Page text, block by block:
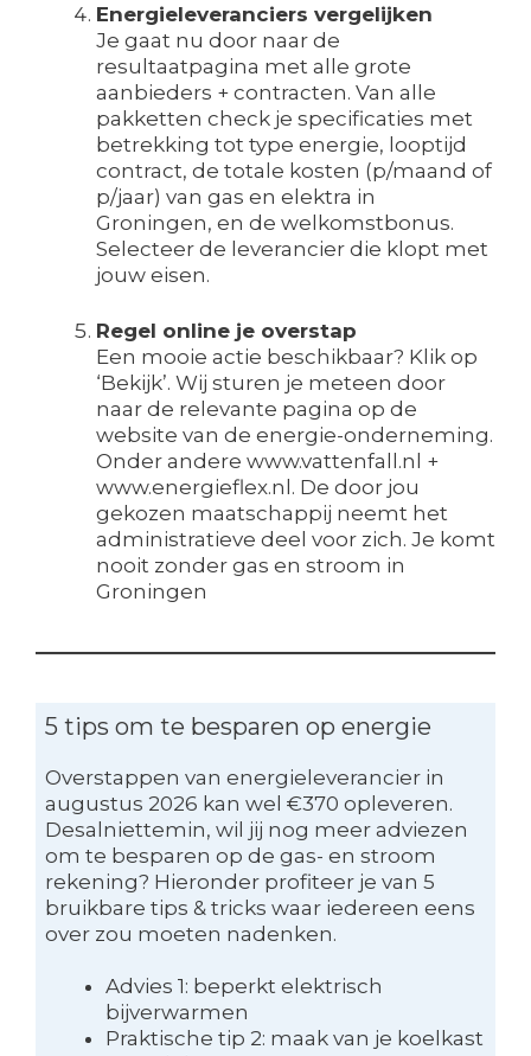
Energieleveranciers vergelijken
Je gaat nu door naar de
resultaatpagina met alle grote
aanbieders + contracten. Van alle
pakketten check je specificaties met
betrekking tot type energie, looptijd
contract, de totale kosten (p/maand of
p/jaar) van gas en elektra in
Groningen, en de welkomstbonus.
Selecteer de leverancier die klopt met
jouw eisen.
Regel online je overstap
Een mooie actie beschikbaar? Klik op
‘Bekijk’. Wij sturen je meteen door
naar de relevante pagina op de
website van de energie-onderneming.
Onder andere www.vattenfall.nl +
www.energieflex.nl. De door jou
gekozen maatschappij neemt het
administratieve deel voor zich. Je komt
nooit zonder gas en stroom in
Groningen
5 tips om te besparen op energie
Overstappen van energieleverancier in
augustus 2026 kan wel €370 opleveren.
Desalniettemin, wil jij nog meer adviezen
om te besparen op de gas- en stroom
rekening? Hieronder profiteer je van 5
bruikbare tips & tricks waar iedereen eens
over zou moeten nadenken.
Advies 1: beperkt elektrisch
bijverwarmen
Praktische tip 2: maak van je koelkast